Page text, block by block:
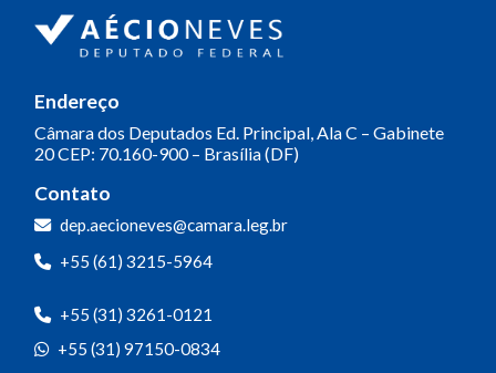
Endereço
Câmara dos Deputados Ed. Principal, Ala C – Gabinete
20CEP: 70.160-900 – Brasília (DF)
Contato
dep.aecioneves@camara.leg.br
+55 (61) 3215-5964
+55 (31) 3261-0121
+55 (31) 97150-0834